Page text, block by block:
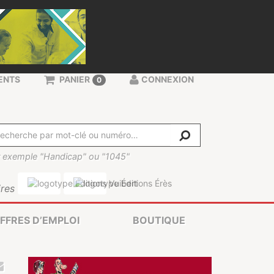
exemple "Handicap" ou "1045"
PANIER 0 CONNEXION
D’EMPLOI BOUTIQUE